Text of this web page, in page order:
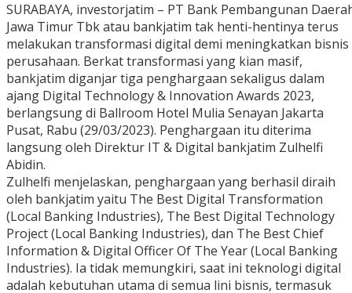
SURABAYA, investorjatim – PT Bank Pembangunan
Jawa Timur Tbk atau bankjatim tak henti-hentinya terus
melakukan transformasi digital demi meningkatkan bisnis
perusahaan. Berkat transformasi yang kian masif,
bankjatim diganjar tiga penghargaan sekaligus dalam
ajang Digital Technology & Innovation Awards 2023,
berlangsung di Ballroom Hotel Mulia Senayan Jakarta
Pusat, Rabu (29/03/2023). Penghargaan itu diterima
langsung oleh Direktur IT & Digital bankjatim Zulhelfi
Abidin.
Zulhelfi menjelaskan, penghargaan yang berhasil diraih
oleh bankjatim yaitu The Best Digital Transformation
(Local Banking Industries), The Best Digital Technology
Project (Local Banking Industries), dan The Best Chief
Information & Digital Officer Of The Year (Local Banking
Industries). Ia tidak memungkiri, saat ini teknologi digital
adalah kebutuhan utama di semua lini bisnis, termasuk